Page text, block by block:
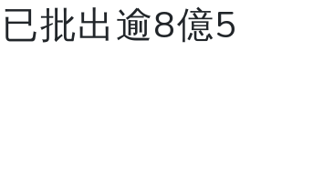
批出逾8億5